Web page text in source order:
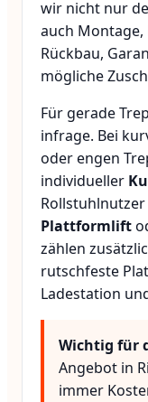
wir nicht nur
auch
Rückbau,
mögliche
Für gerade
infrage. Bei
oder engen
individueller
Plattformlift
zählen
rutschfeste
Ladestation
Wichtig für
Angebot in
immer